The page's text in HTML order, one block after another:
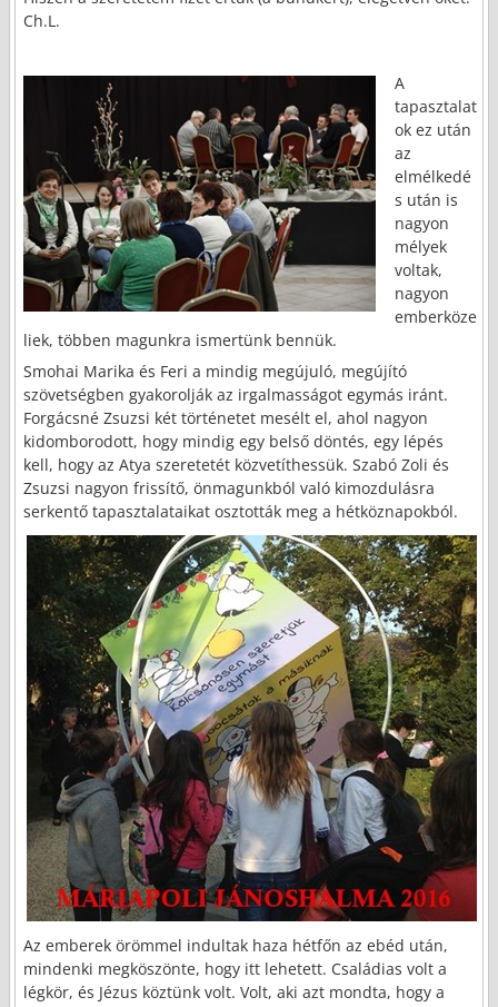
Ch.L.
A
tapasztalat
ok ez után
az
elmélkedé
s után is
nagyon
mélyek
voltak,
nagyon
emberköze
liek, többen magunkra ismertünk bennük.
Smohai Marika és Feri a mindig megújuló, megújító
szövetségben gyakorolják az irgalmasságot egymás iránt.
Forgácsné Zsuzsi két történetet mesélt el, ahol nagyon
kidomborodott, hogy mindig egy belső döntés, egy lépés
kell, hogy az Atya szeretetét közvetíthessük. Szabó Zoli és
Zsuzsi nagyon frissítő, önmagunkból való kimozdulásra
serkentő tapasztalataikat osztották meg a hétköznapokból.
Az emberek örömmel indultak haza hétfőn az ebéd után,
mindenki megköszönte, hogy itt lehetett. Családias volt a
légkör, és Jézus köztünk volt. Volt, aki azt mondta, hogy a